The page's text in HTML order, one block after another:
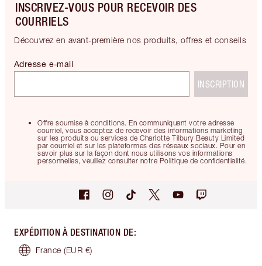
INSCRIVEZ-VOUS POUR RECEVOIR DES
COURRIELS
Découvrez en avant-première nos produits, offres et conseils
Offre soumise à conditions. En communiquant votre adresse
courriel, vous acceptez de recevoir des informations marketing
sur les produits ou services de Charlotte Tilbury Beauty Limited
par courriel et sur les plateformes des réseaux sociaux. Pour en
savoir plus sur la façon dont nous utilisons vos informations
personnelles, veuillez consulter notre Politique de confidentialité.
Adresse e-mail
INSCRIPTION
EXPÉDITION À DESTINATION DE:
France (EUR €)